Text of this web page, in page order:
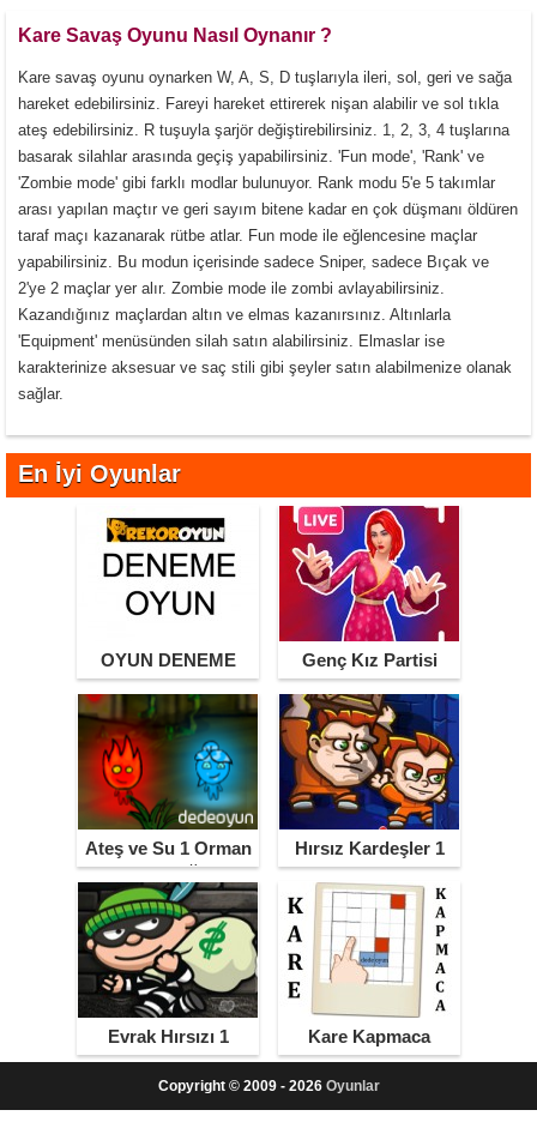
Kare Savaş Oyunu Nasıl Oynanır ?
Kare savaş oyunu oynarken W, A, S, D tuşlarıyla ileri, sol, geri ve sağa
hareket edebilirsiniz. Fareyi hareket ettirerek nişan alabilir ve sol tıkla
ateş edebilirsiniz. R tuşuyla şarjör değiştirebilirsiniz. 1, 2, 3, 4 tuşlarına
basarak silahlar arasında geçiş yapabilirsiniz. 'Fun mode', 'Rank' ve
'Zombie mode' gibi farklı modlar bulunuyor. Rank modu 5'e 5 takımlar
arası yapılan maçtır ve geri sayım bitene kadar en çok düşmanı öldüren
taraf maçı kazanarak rütbe atlar. Fun mode ile eğlencesine maçlar
yapabilirsiniz. Bu modun içerisinde sadece Sniper, sadece Bıçak ve
2'ye 2 maçlar yer alır. Zombie mode ile zombi avlayabilirsiniz.
Kazandığınız maçlardan altın ve elmas kazanırsınız. Altınlarla
'Equipment' menüsünden silah satın alabilirsiniz. Elmaslar ise
karakterinize aksesuar ve saç stili gibi şeyler satın alabilmenize olanak
sağlar.
En İyi Oyunlar
OYUN DENEME Genç Kız Partisi
Ateş ve Su 1 Orman
Tapınağı
Hırsız Kardeşler 1
Evrak Hırsızı 1 Kare Kapmaca
Copyright © 2009 - 2026 Oyunlar